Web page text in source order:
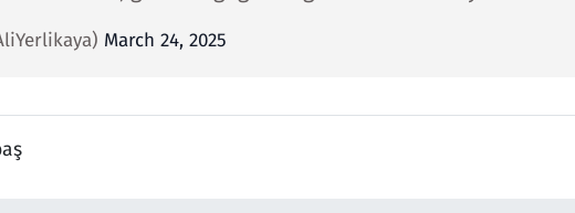
March 24, 2025